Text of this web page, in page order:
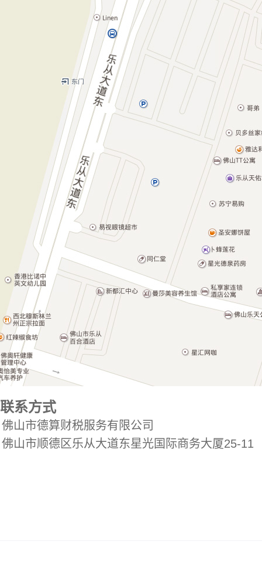
联系方式
佛山市德算财税服务有限公司
佛山市顺德区乐从大道东星光国际商务大厦25-11